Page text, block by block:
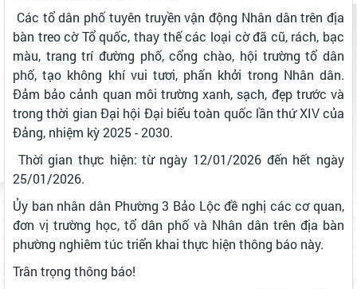
Các tổ dân phố tuyên truyền vận động Nhân dân trên địa
bàn treo cờ Tổ quốc, thay thế các loại cờ đã cũ, rách, bạc
màu, trang trí đường phố, cổng chào, hội trường tổ dân
phố, tạo không khí vui tươi, phấn khởi trong Nhân dân.
Đảm bảo cảnh quan môi trường xanh, sạch, đẹp trước và
trong thời gian Đại hội Đại biểu toàn quốc lần thứ XIV của
Đảng, nhiệm kỳ 2025 - 2030.
Thời gian thực hiện: từ ngày 12/01/2026 đến hết ngày
25/01/2026.
Ủy ban nhân dân Phường 3 Bảo Lộc đề nghị các cơ quan,
đơn vị trường học, tổ dân phố và Nhân dân trên địa bàn
phường nghiêm túc triển khai thực hiện thông báo này.
Trân trọng thông báo!